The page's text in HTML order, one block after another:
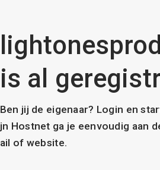
is al
Ben jij de eigenaar? Login en
jn Hostnet ga je eenvoudig aan
ail of website.